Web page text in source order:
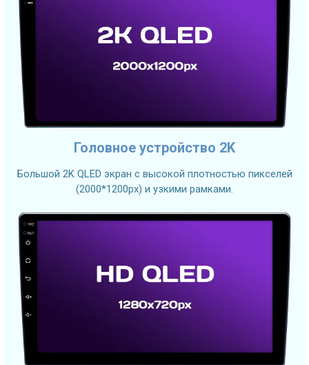
Головное устройство 2K
Большой 2K QLED экран с высокой плотностью пикселей
(2000*1200px) и узкими рамками.